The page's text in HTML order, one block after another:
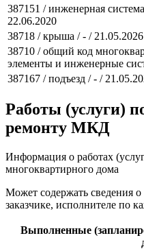
387151 / инженерная
22.06.2020
38718 / крыша / - / 21.05.2026
38710 / общий код
элементы и инженерные
387167 / подъезд / - /
Работы (услуги)
ремонту МКД
Информация о работах
многоквартирного дома
Может содержать сведения о
заказчике, исполнителе по
Выполненные